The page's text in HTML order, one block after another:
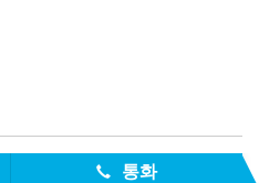
통화